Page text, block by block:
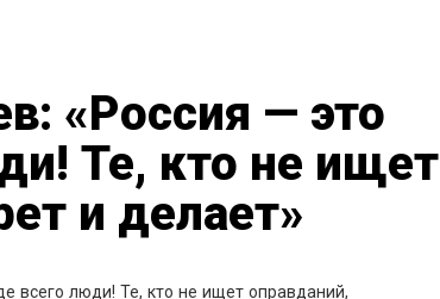
«Россия — это
Те, кто не ищет
и делает»